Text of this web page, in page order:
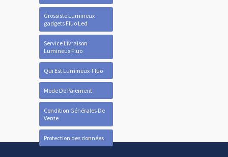
Grossiste Lumineux
gadgets Fluo Led
Service Livraison
Lumineux Fluo
Qui Est Lumineux-Fluo
Mode De Paiement
Condition Générales De
Vente
Protection des données